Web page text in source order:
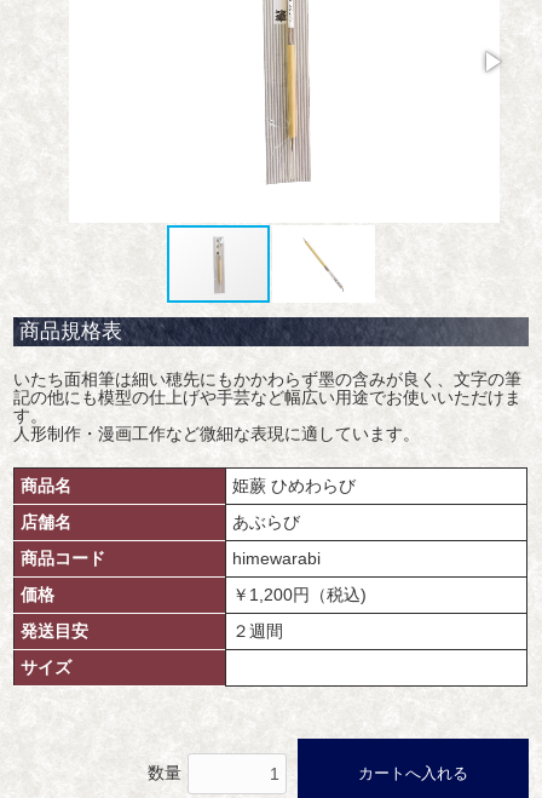
商品規格表
いたち面相筆は細い穂先にもかかわらず墨の含みが良く、文字の筆
記の他にも模型の仕上げや手芸など幅広い用途でお使いいただけま
す。
人形制作・漫画工作など微細な表現に適しています。
商品名
姫蕨 ひめわらび
店舗名
あぶらび
商品コード
himewarabi
価格
￥1,200円（税込)
発送目安
２週間
サイズ
数量